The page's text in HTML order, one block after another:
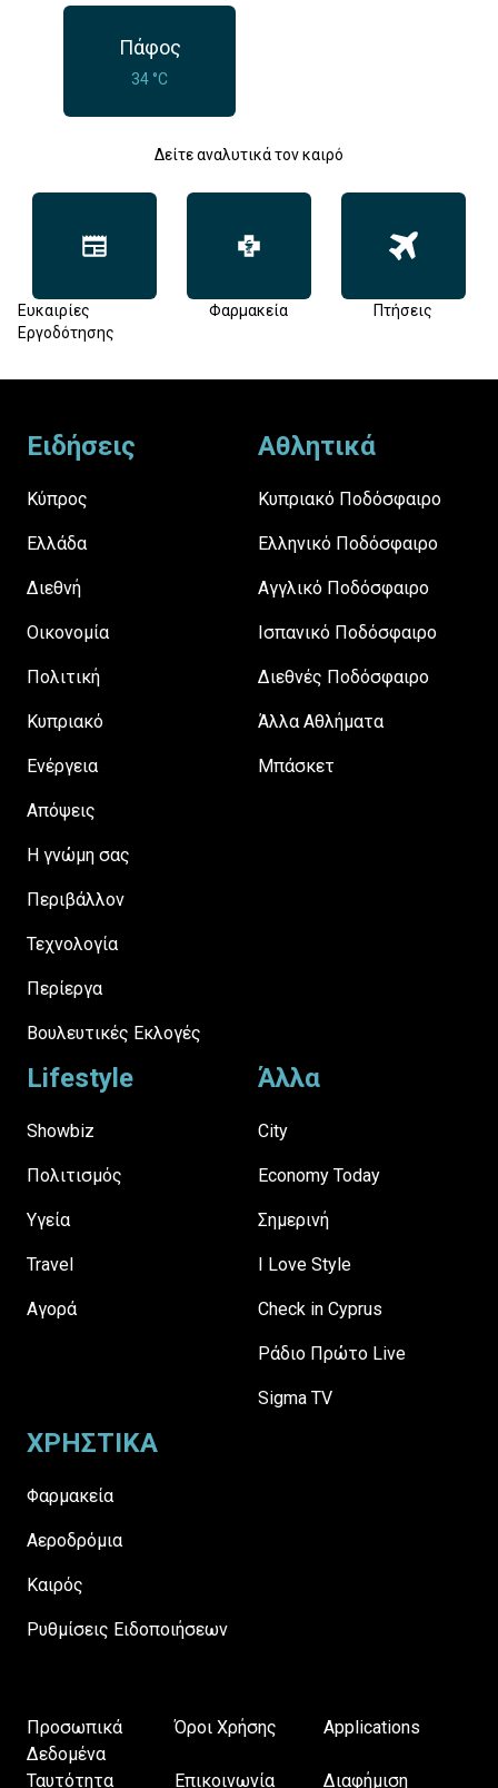
Πάφος
34 °C
Δείτε αναλυτικά τον καιρό
Ευκαιρίες
Εργοδότησης
Φαρμακεία Πτήσεις
Ειδήσεις
Κύπρος
Ελλάδα
Διεθνή
Οικονομία
Πολιτική
Κυπριακό
Ενέργεια
Απόψεις
H γνώμη σας
Περιβάλλον
Τεχνολογία
Περίεργα
Βουλευτικές Εκλογές
Αθλητικά
Κυπριακό Ποδόσφαιρο
Ελληνικό Ποδόσφαιρο
Αγγλικό Ποδόσφαιρο
Ισπανικό Ποδόσφαιρο
Διεθνές Ποδόσφαιρο
Άλλα Αθλήματα
Μπάσκετ
Lifestyle
Showbiz
Πολιτισμός
Υγεία
Travel
Αγορά
Άλλα
City
Economy Today
Σημερινή
I Love Style
Check in Cyprus
Ράδιο Πρώτο Live
Sigma TV
ΧΡΗΣΤΙΚΑ
Φαρμακεία
Αεροδρόμια
Καιρός
Ρυθμίσεις Ειδοποιήσεων
Προσωπικά
Δεδομένα
Όροι Χρήσης Applications
Ταυτότητα Επικοινωνία Διαφήμιση